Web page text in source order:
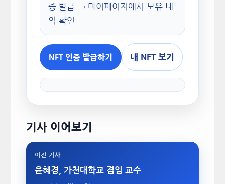
증 발급 → 마이페이지에서 보유 내
역 확인
NFT 인증 발급하기 내 NFT 보기
기사 이어보기
이전 기사
윤혜경, 가천대학교 겸임 교수